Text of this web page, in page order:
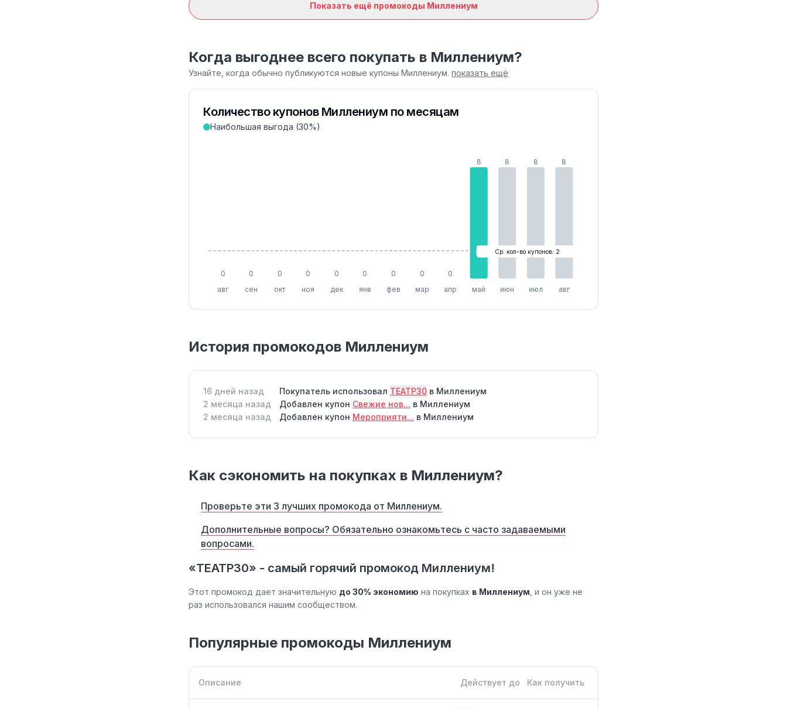
Показать ещё промокоды Миллениум
Когда выгоднее всего покупать в Миллениум?
Узнайте, когда обычно публикуются новые купоны Миллениум. показать ещё
Количество купонов Миллениум по месяцам
Наибольшая выгода (30%)
0
авг
0
сен
0
окт
0
ноя
0
дек
0
янв
0
фев
0
мар
0
апр
8
май
8
июн
8
июл
8
авг
Ср. кол-во купонов: 2
История промокодов Миллениум
16 дней назад Покупатель использовал ТЕАТР30 в Миллениум
2 месяца назад
Добавлен купон Свежие нов... в Миллениум
2 месяца назад
Добавлен купон Мероприяти... в Миллениум
Как сэкономить на покупках в Миллениум?
Проверьте эти 3 лучших промокода от Миллениум.
Дополнительные вопросы? Обязательно ознакомьтесь с часто задаваемыми
вопросами.
«ТЕАТР30» - самый горячий промокод Миллениум!
Этот промокод дает значительную до 30% экономию на покупках в Миллениум , и он уже не
раз использовался нашим сообществом.
Популярные промокоды Миллениум
Описание Действует до Как получить